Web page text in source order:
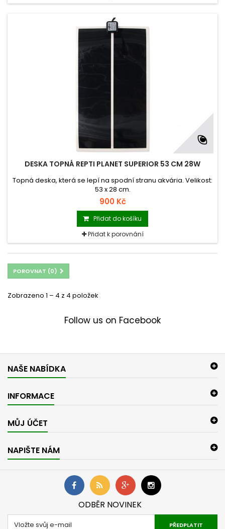
DESKA TOPNÁ REPTI PLANET SUPERIOR 53 CM 28W
Topná deska, která se lepí na spodní stranu akvária. Velikost:
53 x 28 cm.
900 Kč
Přidat do košíku
Přidat k porovnání
POROVNAT (0)
Zobrazeno 1 – 4 z 4 položek
Follow us on Facebook
NAŠE NABÍDKA
INFORMACE
MŮJ ÚČET
NAPIŠTE NÁM
ODBĚR NOVINEK
PŘEDPLATIT